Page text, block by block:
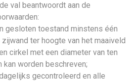
val beantwoordt aan de
gesloten toestand minstens één
ter hoogte van het maaiveld
cirkel met een diameter van ten
kan worden beschreven;
gecontroleerd en alle